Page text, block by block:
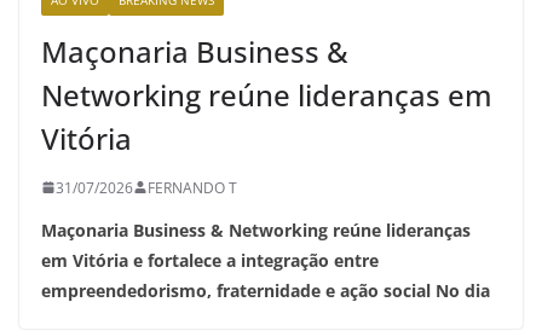
Maçonaria Business &
Networking reúne lideranças em
Vitória
31/07/2026 FERNANDO T
Maçonaria Business & Networking reúne lideranças
em Vitória e fortalece a integração entre
empreendedorismo, fraternidade e ação social No dia